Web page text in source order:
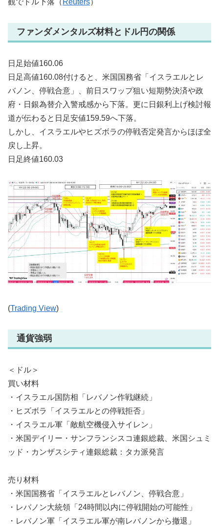
ファンダメンタルズ材料とドル円の関係
日足始値160.06
日足高値160.08付けると、米国国務省「イスラエルとレ
バノン、停戦合意」、前日スワップ狙い短期勢決済や政
府・日銀為替介入警戒感から下落。更に日銀利上げ検討報
道が伝わると日足安値159.59へ下落。
しかし、イスラエルやヒズボラの停戦否定発言からほぼ全
戻し上昇。
日足終値160.03
(Trading View)
通貨強弱
＜ドル＞
買い材料
・イスラエル国防相「レバノン作戦継続」
・ヒズボラ「イスラエルとの停戦拒否」
・イスラエル軍「敵航空機侵入サイレン」
・米国デイリー・サンフランシスコ連銀総裁、米国シュミ
ッド・カンザスシティ連銀総裁：タカ派発言
売り材料
・米国国務省「イスラエルとレバノン、停戦合意」
・レバノン大統領「24時間以内に停戦開始の可能性」
・レバノン軍「イスラエル軍が南レバノンから撤退」